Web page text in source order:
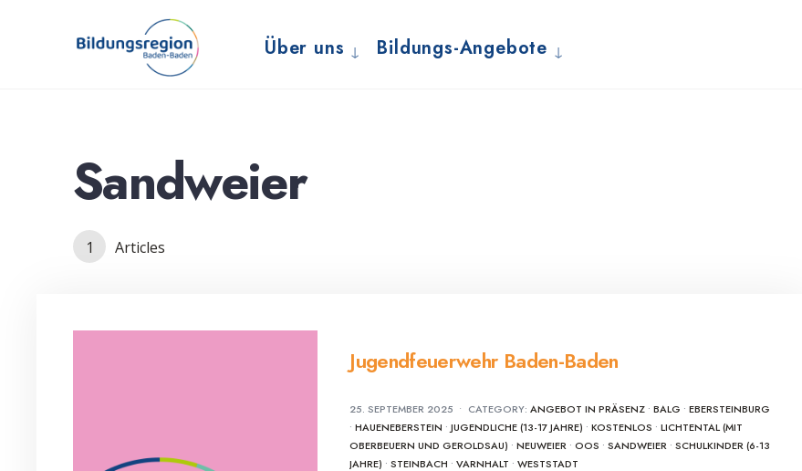
Über uns Bildungs-Angebote
Sandweier
1 Articles
Jugendfeuerwehr Baden-Baden
25. SEPTEMBER 2025 • CATEGORY:ANGEBOT IN PRÄSENZ •BALG •EBERSTEINBURG
•HAUENEBERSTEIN •JUGENDLICHE (13-17 JAHRE) •KOSTENLOS •LICHTENTAL (MIT
OBERBEUERN UND GEROLDSAU) •NEUWEIER •OOS •SANDWEIER •SCHULKINDER (6-13
JAHRE) •STEINBACH •VARNHALT •WESTSTADT